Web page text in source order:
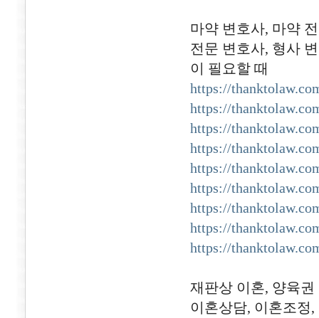
마약 변호사, 마약
전문 변호사, 형사
이 필요할 때
https://
https://
https://
https://
https://
https://
https://
https://
https://
재판상 이혼, 양육
이혼상담, 이혼조정